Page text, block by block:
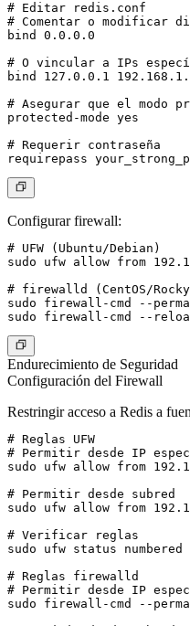
# Editar redis.conf
# Comentar o modificar
bind 0.0.0.0
# O vincular a IPs
bind 127.0.0.1
# Asegurar que el modo
protected-mode yes
# Requerir contraseña
Configurar firewall:
# UFW (Ubuntu/Debian)
sudo ufw allow from
# firewalld (CentOS/
sudo firewall-cmd --
Endurecimiento de Seguridad
Configuración del Firewall
Restringir acceso a Redis a
# Reglas UFW
# Permitir desde IP
sudo ufw allow from
# Permitir desde subred
sudo ufw allow from
# Verificar reglas
sudo ufw status numbered
# Reglas firewalld
# Permitir desde IP
sudo firewall-cmd --